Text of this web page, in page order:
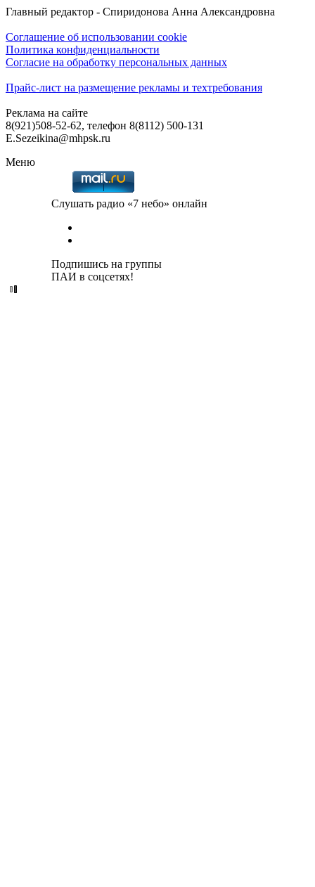
Главный редактор - Спиридонова Анна Александровна
Соглашение об использовании cookie
Политика конфиденциальности
Согласие на обработку персональных данных
Прайс-лист на размещение рекламы и техтребования
Реклама на сайте
8(921)508-52-62, телефон 8(8112) 500-131
E.Sezeikina@mhpsk.ru
Меню
Слушать радио «7 небо» онлайн
Подпишись на группы
ПАИ в соцсетях!